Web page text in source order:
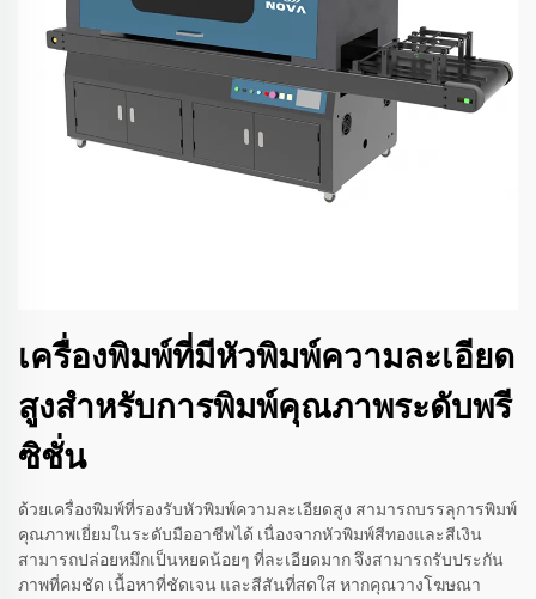
เครื่องพิมพ์ที่มีหัวพิมพ์ความละเอียด
สูงสำหรับการพิมพ์คุณภาพระดับพรี
ซิชั่น
ด้วยเครื่องพิมพ์ที่รองรับหัวพิมพ์ความละเอียดสูง สามารถบรรลุการพิมพ์
คุณภาพเยี่ยมในระดับมืออาชีพได้ เนื่องจากหัวพิมพ์สีทองและสีเงิน
สามารถปล่อยหมึกเป็นหยดน้อยๆ ที่ละเอียดมาก จึงสามารถรับประกัน
ภาพที่คมชัด เนื้อหาที่ชัดเจน และสีสันที่สดใส หากคุณวางโฆษณา